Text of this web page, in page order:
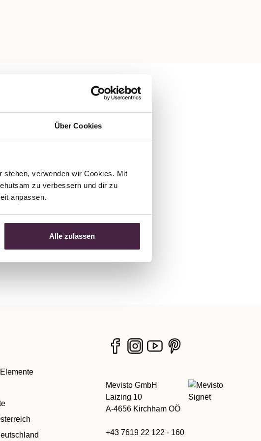
Über Cookies
stehen, verwenden wir Cookies. Mit
zu verbessern und dir zu
anpassen.
Alle zulassen
Mevisto GmbH
Laizing 10
A-4656 Kirchham OÖ
+43 7619 22 122 - 160